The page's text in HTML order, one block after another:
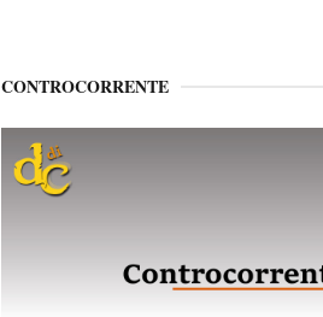
CONTROCORRENTE